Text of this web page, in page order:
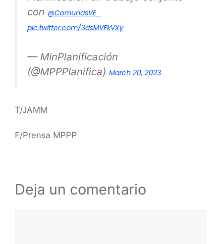
con @ComunasVE_
pic.twitter.com/3dsMVFkVXy
— MinPlanificación
(@MPPPlanifica) March 20, 2023
T/JAMM
F/Prensa MPPP
Deja un comentario